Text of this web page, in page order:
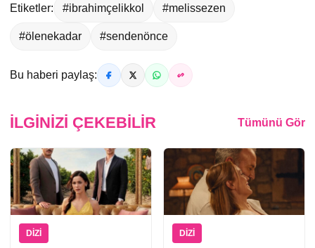
Etiketler: #ibrahimçelikkol #melissezen
#ölenekadar #sendenönce
Bu haberi paylaş:
İLGINIZI ÇEKEBILIR Tümünü Gör
DIZI DIZI